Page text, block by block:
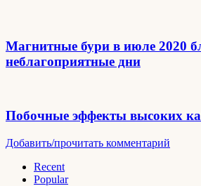
Магнитные бури в июле 2020
неблагоприятные дни
Побочные эффекты высоких
Добавить/прочитать комментарий
Recent
Popular